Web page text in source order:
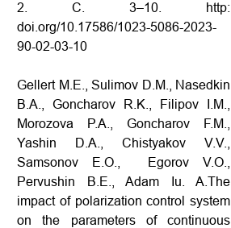
2. С. 3–10.
http:
doi.org/10.17586/1023-5086-2023-
90-02-03-10
Gellert M.E., Sulimov D.M., Nasedkin
B.A., Goncharov R.K., Filipov I.M.,
Morozova P.A., Goncharov F.M.,
Yashin D.A., Chistyakov V.V.,
Samsonov E.O., Egorov V.O.,
Pervushin B.E., Adam Iu. A.The
impact of polarization control system
on the parameters of continuous